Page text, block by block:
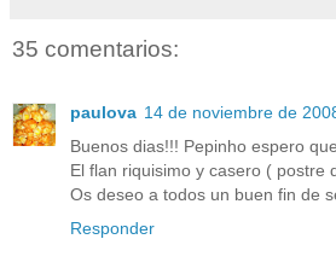
35 comentarios:
paulova 14 de noviembre de
Buenos dias!!! Pepinho espero
El flan riquisimo y casero ( postre
Os deseo a todos un buen fin de
Responder